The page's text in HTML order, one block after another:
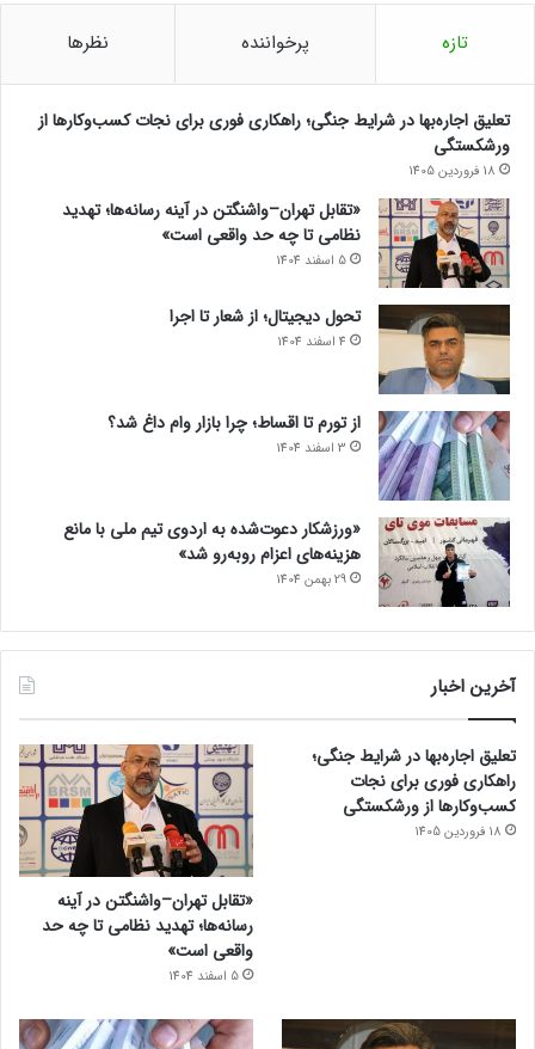
تازه پرخواننده نظرها
تعلیق اجاره‌بها در شرایط جنگی؛ راهکاری فوری برای نجات کسب‌وکارها از
ورشکستگی
18 فروردین 1405
«تقابل تهران–واشنگتن در آینه رسانه‌ها؛ تهدید
نظامی تا چه حد واقعی است»
5 اسفند 1404
تحول دیجیتال؛ از شعار تا اجرا
4 اسفند 1404
از تورم تا اقساط؛ چرا بازار وام داغ شد؟
3 اسفند 1404
«ورزشکار دعوت‌شده به اردوی تیم ملی با مانع
هزینه‌های اعزام روبه‌رو شد»
29 بهمن 1404
آخرین اخبار
تعلیق اجاره‌بها در شرایط جنگی؛
راهکاری فوری برای نجات
کسب‌وکارها از ورشکستگی
18 فروردین 1405
«تقابل تهران–واشنگتن در آینه
رسانه‌ها؛ تهدید نظامی تا چه حد
واقعی است»
5 اسفند 1404